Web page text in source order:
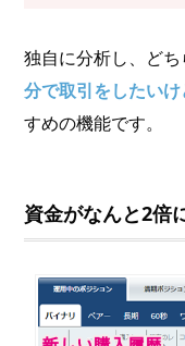
独自に分析し、どち
分で取引をしたい
すめの機能です。
資金がなんと2倍